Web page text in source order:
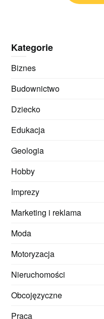
Kategorie
Biznes
Budownictwo
Dziecko
Edukacja
Geologia
Hobby
Imprezy
Marketing i reklama
Moda
Motoryzacja
Nieruchomości
Obcojęzyczne
Praca